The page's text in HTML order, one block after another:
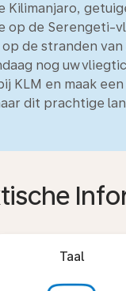
Kilimanjaro,
op de Serengeti-
de stranden van
nog uw
KLM en maak
dit prachtige
Taal